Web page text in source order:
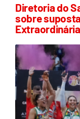
Diretoria do
sobre
Extraordinária